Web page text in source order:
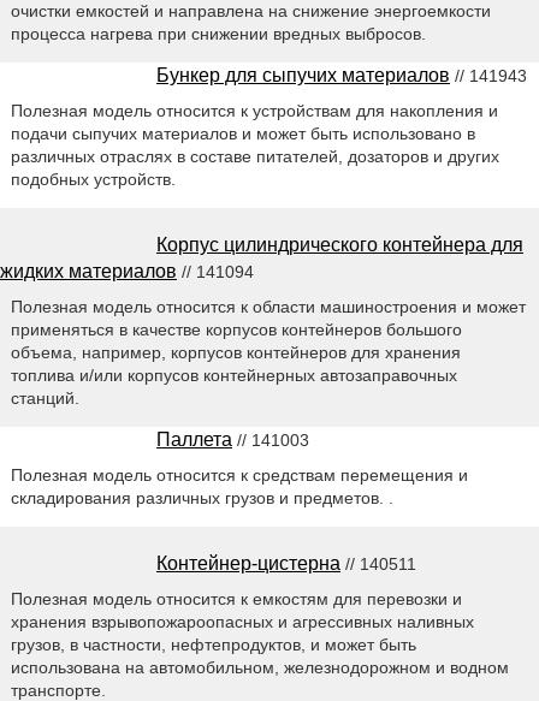
очистки емкостей и направлена на снижение энергоемкости
процесса нагрева при снижении вредных выбросов.
Бункер для сыпучих материалов // 141943
Полезная модель относится к устройствам для накопления и
подачи сыпучих материалов и может быть использовано в
различных отраслях в составе питателей, дозаторов и других
подобных устройств.
Корпус цилиндрического контейнера для
жидких материалов // 141094
Полезная модель относится к области машиностроения и может
применяться в качестве корпусов контейнеров большого
объема, например, корпусов контейнеров для хранения
топлива и/или корпусов контейнерных автозаправочных
станций.
Паллета // 141003
Полезная модель относится к средствам перемещения и
складирования различных грузов и предметов. .
Контейнер-цистерна // 140511
Полезная модель относится к емкостям для перевозки и
хранения взрывопожароопасных и агрессивных наливных
грузов, в частности, нефтепродуктов, и может быть
использована на автомобильном, железнодорожном и водном
транспорте.